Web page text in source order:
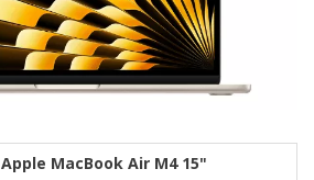
Apple MacBook Air M4 15"